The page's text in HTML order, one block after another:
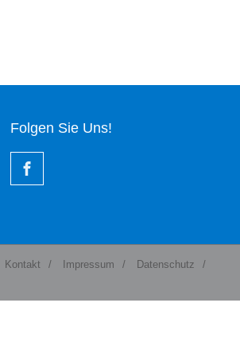
Folgen Sie Uns!
Kontakt / Impressum / Datenschutz
/